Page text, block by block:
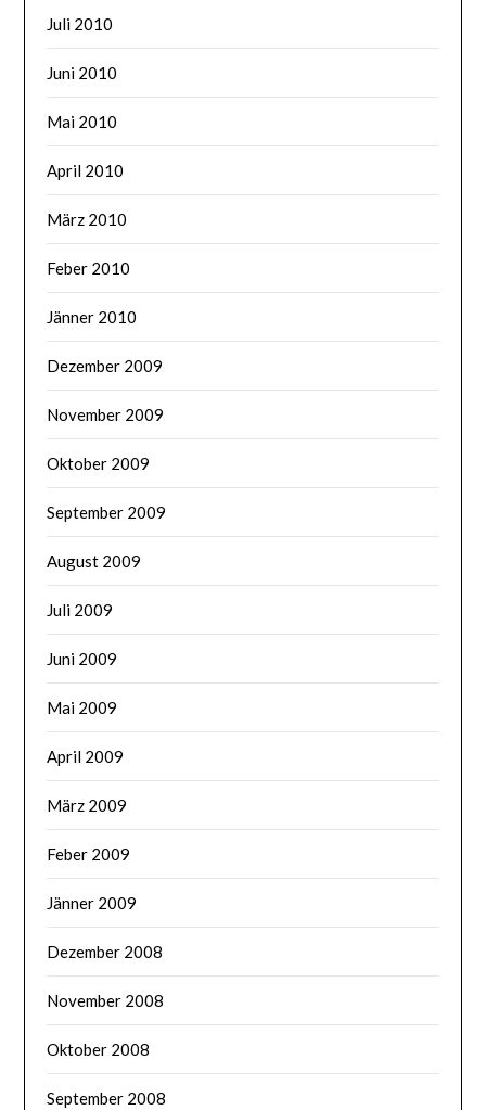
Juli 2010
Juni 2010
Mai 2010
April 2010
März 2010
Feber 2010
Jänner 2010
Dezember 2009
November 2009
Oktober 2009
September 2009
August 2009
Juli 2009
Juni 2009
Mai 2009
April 2009
März 2009
Feber 2009
Jänner 2009
Dezember 2008
November 2008
Oktober 2008
September 2008